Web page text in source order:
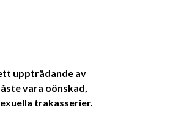
uppträdande av
vara oönskad,
trakasserier.